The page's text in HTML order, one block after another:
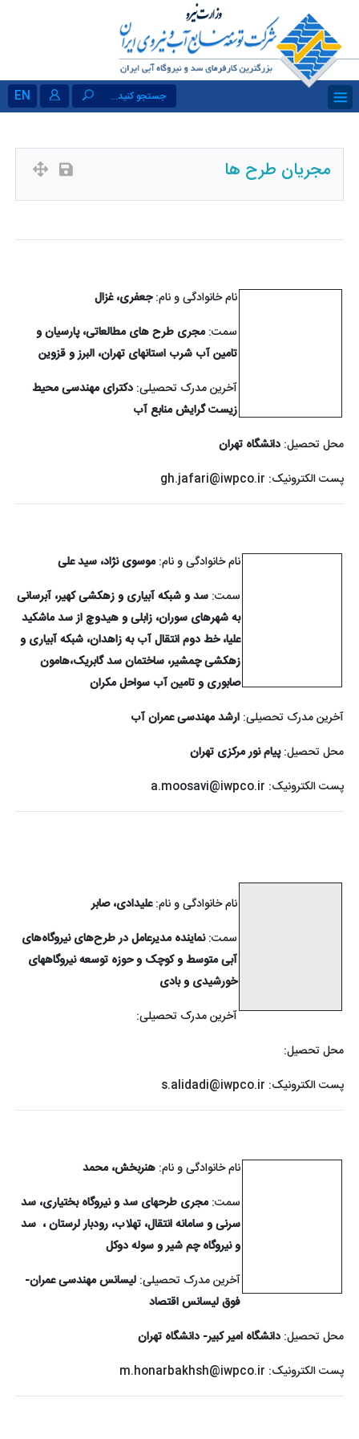
EN جستجو کنید...
مجریان طرح ها
نام خانوادگی و نام:جعفری، غزال
سمت:مجری طرح های مطالعاتی، پارسیان و
تامین آب شرب استانهای تهران، البرز و قزوین
آخرین مدرک تحصیلی:دکترای مهندسی محیط
زیست گرایش منابع آب
محل تحصیل:دانشگاه تهران
پست الکترونیک: gh.jafari@iwpco.ir
نام خانوادگی و نام:موسوی نژاد، سید علی
سمت:سد و شبکه آبیاری و زهکشی کهیر، آبرسانی
به شهرهای سوران، زابلی و هیدوچ از سد ماشکید
علیا، خط دوم انتقال آب به زاهدان، شبکه آبیاری و
زهکشی چمشیر، ساختمان سد گابریک،هامون
صابوری و تامین آب سواحل مکران
آخرین مدرک تحصیلی:ارشد مهندسی عمران آب
محل تحصیل:پیام نور مرکزی تهران
پست الکترونیک: a.moosavi@iwpco.ir
نام خانوادگی و نام:علیدادی، صابر
سمت:نماینده مدیرعامل در طرح‌های نیروگاه‌های
آبی متوسط و کوچک و حوزه توسعه نیروگاههای
خورشیدی و بادی
آخرین مدرک تحصیلی:
محل تحصیل:
پست الکترونیک: s.alidadi@iwpco.ir
نام خانوادگی و نام:هنربخش، محمد
سمت:مجری طرح‏های سد و نیروگاه بختیاری، سد
سرنی و سامانه انتقال، تهلاب، رودبار لرستان ، سد
و نیروگاه چم شیر و سوله دوکل
آخرین مدرک تحصیلی:لیسانس مهندسی عمران-
فوق لیسانس اقتصاد
محل تحصیل:دانشگاه امیر کبیر- دانشگاه تهران
پست الکترونیک: m.honarbakhsh@iwpco.ir